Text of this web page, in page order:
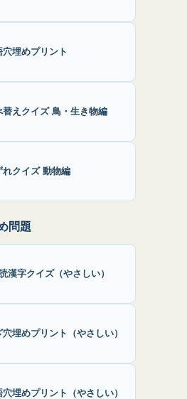
穴埋めプリント
替えクイズ 鳥・生き物編
れクイズ 動物編
問題
漢字クイズ（やさしい）
埋めプリント（やさしい）
穴埋めプリント（やさしい）